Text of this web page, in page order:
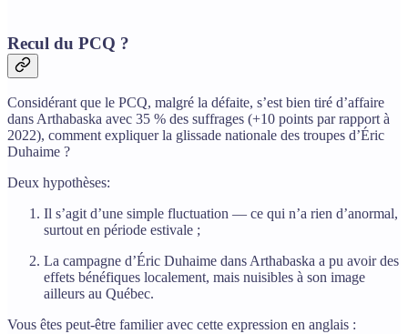
Recul du PCQ ?
Considérant que le PCQ, malgré la défaite, s’est bien tiré d’affaire
dans Arthabaska avec 35 % des suffrages (+10 points par rapport à
2022), comment expliquer la glissade nationale des troupes d’Éric
Duhaime ?
Deux hypothèses:
Il s’agit d’une simple fluctuation — ce qui n’a rien d’anormal,
surtout en période estivale ;
La campagne d’Éric Duhaime dans Arthabaska a pu avoir des
effets bénéfiques localement, mais nuisibles à son image
ailleurs au Québec.
Vous êtes peut-être familier avec cette expression en anglais :